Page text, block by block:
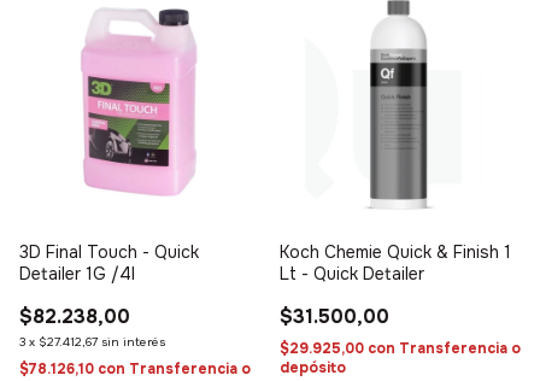
3D Final Touch - Quick
Detailer 1G /4l
$82.238,00
3 x $27.412,67 sin interés
$78.126,10 con Transferencia o
Koch Chemie Quick & Finish 1
Lt - Quick Detailer
$31.500,00
$29.925,00 con Transferencia o
depósito